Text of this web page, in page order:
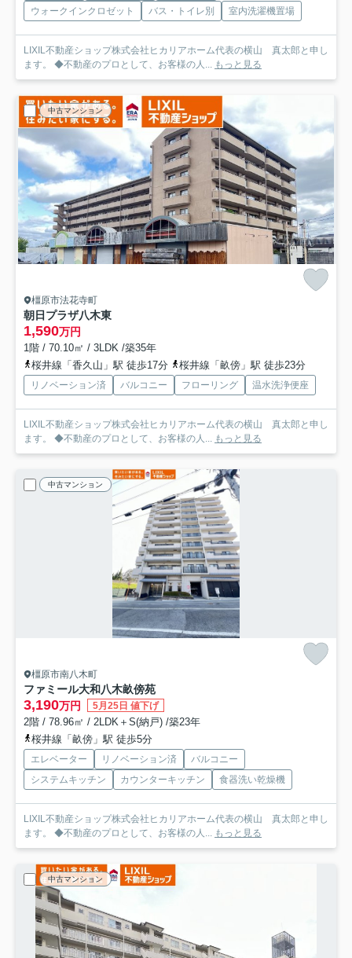
ウォークインクロゼット
バス・トイレ別 室内洗濯機置場
LIXIL不動産ショップ株式会社ヒカリアホーム代表の横山 真太郎と申し
ます。 ◆不動産のプロとして、お客様の人...
もっと見る
中古マンション
橿原市法花寺町
朝日プラザ八木東
1,590万円
1階 / 70.10㎡ / 3LDK /築35年
桜井線「香久山」駅 徒歩17分
桜井線「畝傍」駅 徒歩23分
リノベーション済 バルコニー フローリング 温水洗浄便座
LIXIL不動産ショップ株式会社ヒカリアホーム代表の横山 真太郎と申し
ます。 ◆不動産のプロとして、お客様の人...
もっと見る
中古マンション
橿原市南八木町
ファミール大和八木畝傍苑
3,190万円 5月25日 値下げ
2階 / 78.96㎡ / 2LDK＋S(納戸) /築23年
桜井線「畝傍」駅 徒歩5分
エレベーター リノベーション済
バルコニー
システムキッチン
カウンターキッチン 食器洗い乾燥機
LIXIL不動産ショップ株式会社ヒカリアホーム代表の横山 真太郎と申し
ます。 ◆不動産のプロとして、お客様の人...
もっと見る
中古マンション